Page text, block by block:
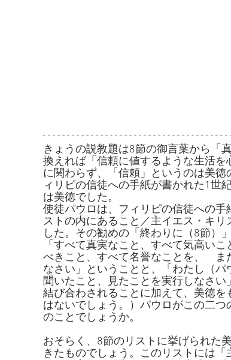
きょうの説教題は8節の御言葉から「
換えれば「信頼に値するような生活
に関わらず、「信頼」というのは美
ィリピの信徒への手紙が書かれた1世
は美徳でした。
使徒パウロは、フィリピの信徒への
ストの内にあること／主イエス・キ
した。その勧めの「終わりに（8節）
「すべて真実なこと、すべて気高い
べきこと、すべて名誉なことを、　
なさい」ということと、「わたし（
聞いたこと、見たことを実行しなさ
結び合わされることに加えて、美徳
はないでしょう。）パウロがこの二
のことでしょうか。
おそらく、8節のリストに挙げられた
きたものでしょう。このリストには